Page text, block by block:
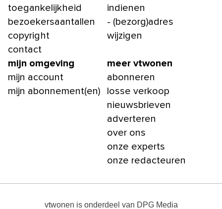
toegankelijkheid
bezoekersaantallen
copyright
contact
indienen
- (bezorg)adres
wijzigen
mijn omgeving
mijn account
mijn abonnement(en)
meer vtwonen
abonneren
losse verkoop
nieuwsbrieven
adverteren
over ons
onze experts
onze redacteuren
vtwonen is onderdeel van DPG Media